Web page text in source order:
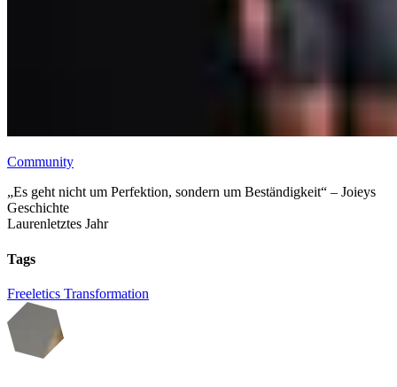
Community
„Es geht nicht um Perfektion, sondern um Beständigkeit“ – Joieys
Geschichte
Laurenletztes Jahr
Tags
Freeletics Transformation